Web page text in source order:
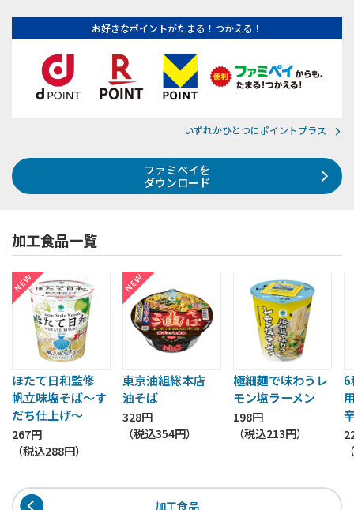
お好きなポイントがたまる！つかえる！
いずれかひとつにポイントプラス
ファミペイを
ダウンロード
加工食品一覧
ほたて日和監修
帆立味塩そば～す
だち仕上げ～
267円
（税込288円）
東京油組総本店
油そば
328円
（税込354円）
極細麺で味わうレ
モン塩ラーメン
198円
（税込213円）
6
加工食品